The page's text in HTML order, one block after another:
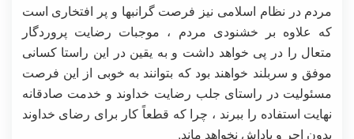
مردم در نظام اسلامی نیز فرصت گرانبها و پر افتخاری است
که علاوه بر خشنودی مردم ، موجبات رضایت پروردگار
متعال را در پی خواهد داشت و به یقین در این راستا کسانی
موفق و سربلند خواهند بود که بتوانند به خوبی از این فرصت
مسئولیت در راستای جلب رضایت خداوند و خدمت صادقانه
نهایت استفاده را ببرند ، چرا که قطعاً کار برای رضای خداوند
بدون اجر و پاداش نخواهد ماند.